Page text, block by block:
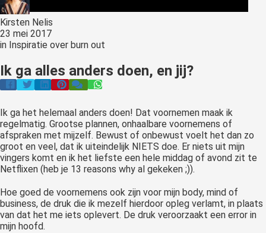
Kirsten Nelis
23 mei 2017
in Inspiratie over burn out
Ik ga alles anders doen, en jij?
Ik ga het helemaal anders doen! Dat voornemen maak ik
regelmatig. Grootse plannen, onhaalbare voornemens of
afspraken met mijzelf. Bewust of onbewust voelt het dan zo
groot en veel, dat ik uiteindelijk NIETS doe. Er niets uit mijn
vingers komt en ik het liefste een hele middag of avond zit te
Netflixen (heb je 13 reasons why al gekeken ;)).
Hoe goed de voornemens ook zijn voor mijn body, mind of
business, de druk die ik mezelf hierdoor opleg verlamt, in plaats
van dat het me iets oplevert. De druk veroorzaakt een error in
mijn hoofd.
de
Hierdoor
website-
van